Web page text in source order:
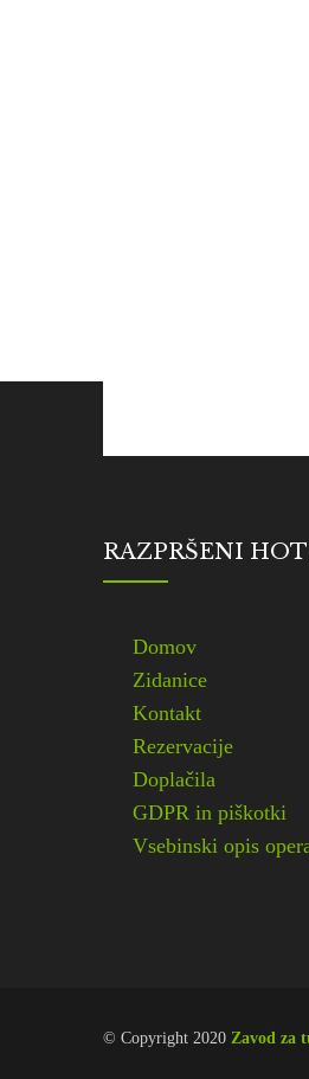
RAZPRŠENI
Domov
Zidanice
Kontakt
Rezervacije
Doplačila
GDPR in piškotki
Vsebinski opis
© Copyright 2020 Zavod za